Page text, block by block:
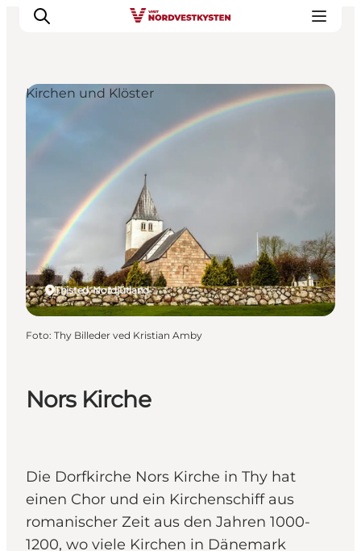
Urlaubsorte
Inspiration
Unterkunft
Mach deine Urlaubsplanung
Nors Kirche
Die Dorfkirche Nors Kirche in Thy hat
einen Chor und ein Kirchenschiff aus
romanischer Zeit aus den Jahren 1000-
1200, wo viele Kirchen in Dänemark
Thisted, Nordjütland
Kirchen und Klöster
Foto: Thy Billeder ved Kristian Amby